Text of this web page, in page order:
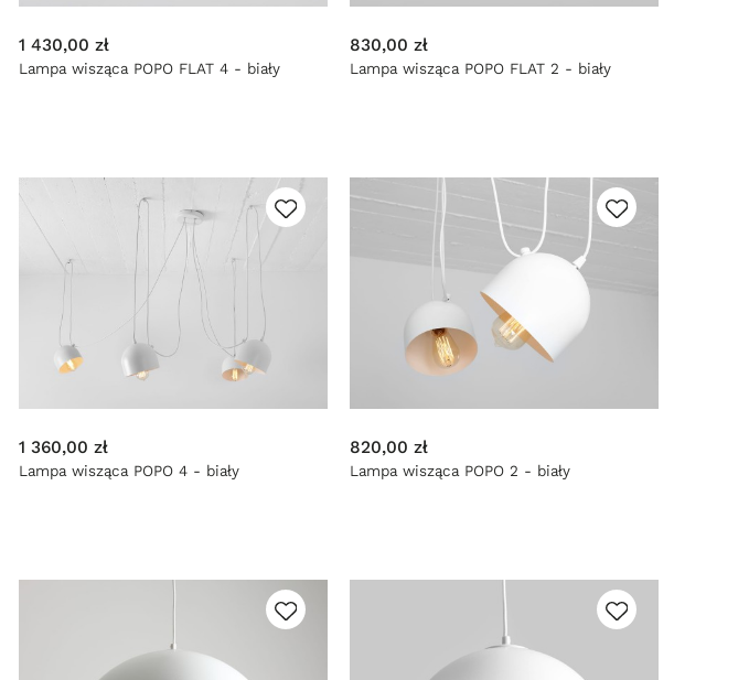
1 430,00 zł
Lampa wisząca POPO FLAT 4 - biały
830,00 zł
Lampa wisząca POPO FLAT 2 - biały
1 360,00 zł
Lampa wisząca POPO 4 - biały
820,00 zł
Lampa wisząca POPO 2 - biały